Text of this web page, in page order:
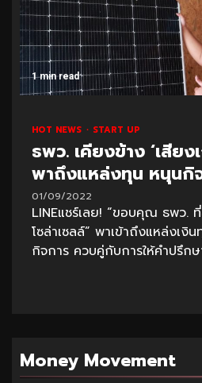
1 min read
HOT NEWS START UP
ธพว. เคียงข้าง ‘เสียง
พาถึงแหล่งทุน หนุนกิ
01/09/2022
LINEแชร์เลย! “ขอบคุณ ธพว.
โซล่าเซลล์” พาเข้าถึงแหล่งเงิ
กิจการ ควบคู่กับการให้คำปรึกษ
Money Movement